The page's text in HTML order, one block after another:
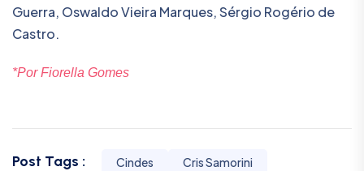
Guerra, Oswaldo Vieira Marques, Sérgio Rogério de
Castro.
*Por Fiorella Gomes
Post Tags : Cindes
Cris Samorini